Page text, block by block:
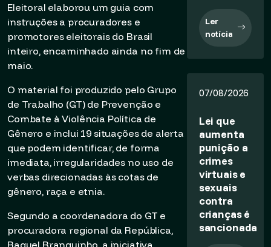
Eleitoral elaborou um guia com
instruções a procuradores e
promotores eleitorais do Brasil
inteiro, encaminhado ainda no fim de
maio.
O material foi produzido pelo Grupo
de Trabalho (GT) de Prevenção e
Combate à Violência Política de
Gênero e inclui 19 situações de alerta
que podem identificar, de forma
imediata, irregularidades no uso de
verbas direcionadas às cotas de
gênero, raça e etnia.
Segundo a coordenadora do GT e
procuradora regional da República,
Ler
notícia
07/08/2026
Lei que
aumenta
punição a
crimes
virtuais e
sexuais
contra
crianças é
sancionada